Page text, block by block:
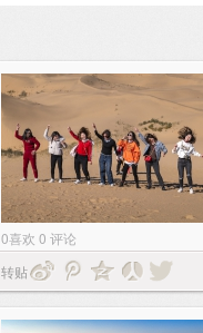
0喜欢 0 评论
转贴